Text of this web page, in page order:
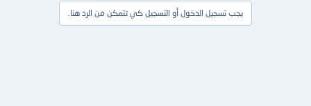
يجب تسجيل الدخول أو التسجيل كي تتمكن من الرد هنا.